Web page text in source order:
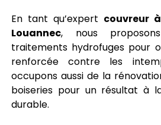
En tant qu’expert couvreur
Louannec, nous
traitements hydrofuges pour
renforcée contre les
occupons aussi de la
boiseries pour un résultat à
durable.